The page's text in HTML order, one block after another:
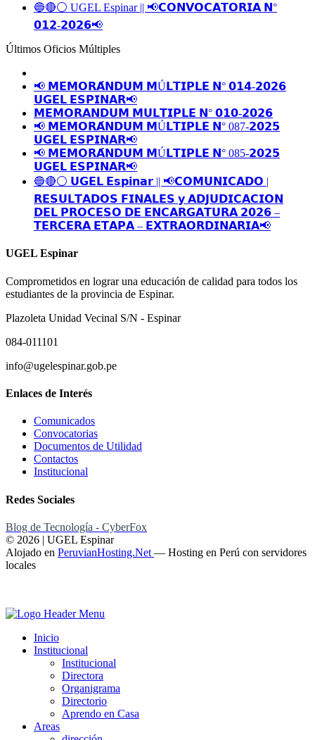
🔵🔴⚪️ UGEL Espinar || 📢𝗖𝗢𝗡𝗩𝗢𝗖𝗔𝗧𝗢𝗥𝗜𝗔 𝗡°
𝟬𝟭𝟮-𝟮𝟬𝟮𝟲📢
Últimos Oficios Múltiples
📢 𝗠𝗘𝗠𝗢𝗥𝗔́𝗡𝗗𝗨𝗠 𝗠Ú𝗟𝗧𝗜𝗣𝗟𝗘 𝗡° 𝟬𝟭𝟰-𝟮𝟬𝟮𝟲
𝗨𝗚𝗘𝗟 𝗘𝗦𝗣𝗜𝗡𝗔𝗥📢
𝗠𝗘𝗠𝗢𝗥𝗔𝗡𝗗𝗨𝗠 𝗠𝗨𝗟𝗧𝗜𝗣𝗟𝗘 𝗡° 𝟬𝟭𝟬-𝟮𝟬𝟮𝟲
📢 𝗠𝗘𝗠𝗢𝗥𝗔́𝗡𝗗𝗨𝗠 𝗠Ú𝗟𝗧𝗜𝗣𝗟𝗘 𝗡° 087-𝟮𝟬𝟮𝟱
𝗨𝗚𝗘𝗟 𝗘𝗦𝗣𝗜𝗡𝗔𝗥📢
📢 𝗠𝗘𝗠𝗢𝗥𝗔́𝗡𝗗𝗨𝗠 𝗠Ú𝗟𝗧𝗜𝗣𝗟𝗘 𝗡° 085-𝟮𝟬𝟮𝟱
𝗨𝗚𝗘𝗟 𝗘𝗦𝗣𝗜𝗡𝗔𝗥📢
🔵🔴⚪️ 𝗨𝗚𝗘𝗟 𝗘𝘀𝗽𝗶𝗻𝗮𝗿 || 📢𝗖𝗢𝗠𝗨𝗡𝗜𝗖𝗔𝗗𝗢 |
𝗥𝗘𝗦𝗨𝗟𝗧𝗔𝗗𝗢𝗦 𝗙𝗜𝗡𝗔𝗟𝗘𝗦 𝘆 𝗔𝗗𝗝𝗨𝗗𝗜𝗖𝗔𝗖𝗜𝗢𝗡
𝗗𝗘𝗟 𝗣𝗥𝗢𝗖𝗘𝗦𝗢 𝗗𝗘 𝗘𝗡𝗖𝗔𝗥𝗚𝗔𝗧𝗨𝗥𝗔 𝟮𝟬𝟮𝟲 –
𝗧𝗘𝗥𝗖𝗘𝗥𝗔 𝗘𝗧𝗔𝗣𝗔 – 𝗘𝗫𝗧𝗥𝗔𝗢𝗥𝗗𝗜𝗡𝗔𝗥𝗜𝗔📢
UGEL Espinar
Comprometidos en lograr una educación de calidad para todos los
estudiantes de la provincia de Espinar.
Plazoleta Unidad Vecinal S/N - Espinar
084-011101
info@ugelespinar.gob.pe
Enlaces de Interés
Comunicados
Convocatorias
Documentos de Utilidad
Contactos
Institucional
Redes Sociales
Blog de Tecnología - CyberFox
© 2026 | UGEL Espinar
Alojado en PeruvianHosting.Net — Hosting en Perú con servidores
locales
Inicio
Institucional
Institucional
Directora
Organigrama
Directorio
Aprendo en Casa
Areas